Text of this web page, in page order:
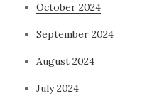
October 2024
September 2024
August 2024
July 2024